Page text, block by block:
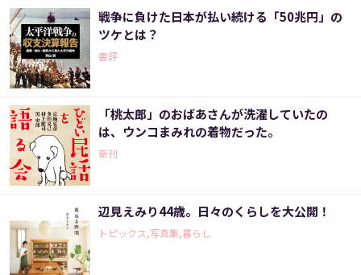
戦争に負けた日本が払い続ける「50兆円」の
ツケとは？
書評
「桃太郎」のおばあさんが洗濯していたの
は、ウンコまみれの着物だった。
新刊
辺見えみり44歳。日々のくらしを大公開！
トピックス,写真集,暮らし